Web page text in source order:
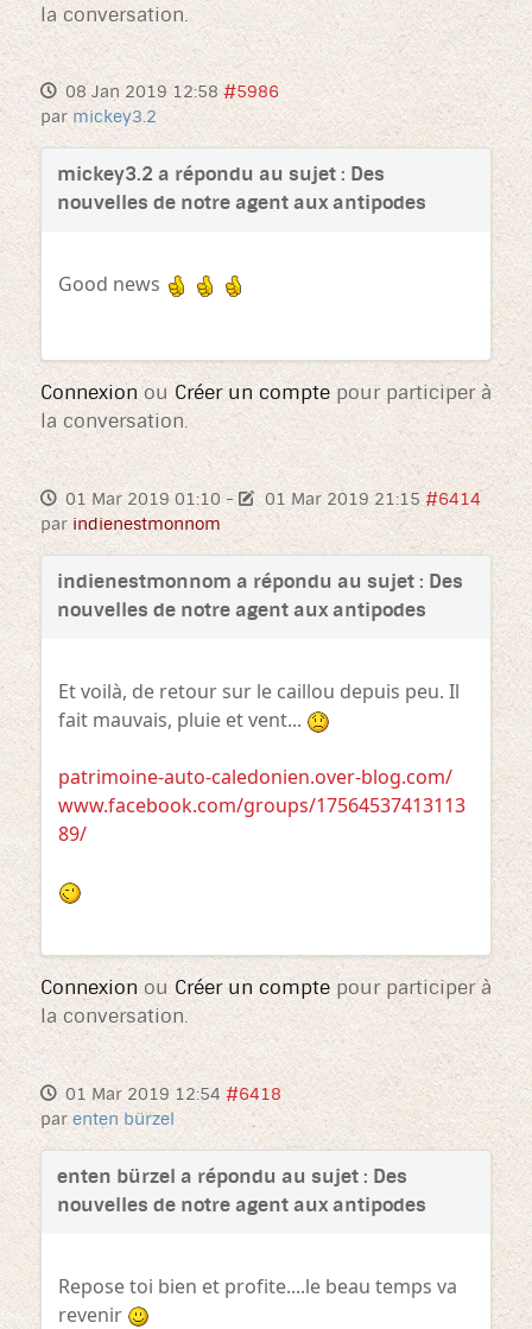
la conversation.
08 Jan 2019 12:58 #5986
par mickey3.2
mickey3.2 a répondu au sujet : Des
nouvelles de notre agent aux antipodes
Good news
Connexion ou Créer un comptepour participer à
la conversation.
01 Mar 2019 01:10- 01 Mar 2019 21:15 #6414
par indienestmonnom
indienestmonnom a répondu au sujet : Des
nouvelles de notre agent aux antipodes
Et voilà, de retour sur le caillou depuis peu. Il
fait mauvais, pluie et vent...
patrimoine-auto-caledonien.over-blog.com/
www.facebook.com/groups/17564537413113
89/
Connexionou Créer un compte pour participer à
la conversation.
01 Mar 2019 12:54 #6418
par enten bürzel
enten bürzel a répondu au sujet : Des
nouvelles de notre agent aux antipodes
Repose toi bien et profite....le beau temps va
revenir